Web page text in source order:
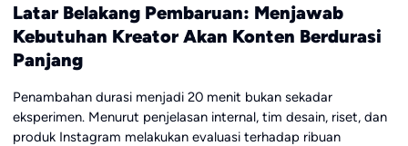
Latar Belakang Pembaruan: Menjawab
Kebutuhan Kreator Akan Konten Berdurasi
Panjang
Penambahan durasi menjadi 20 menit bukan sekadar
eksperimen. Menurut penjelasan internal, tim desain, riset, dan
produk Instagram melakukan evaluasi terhadap ribuan